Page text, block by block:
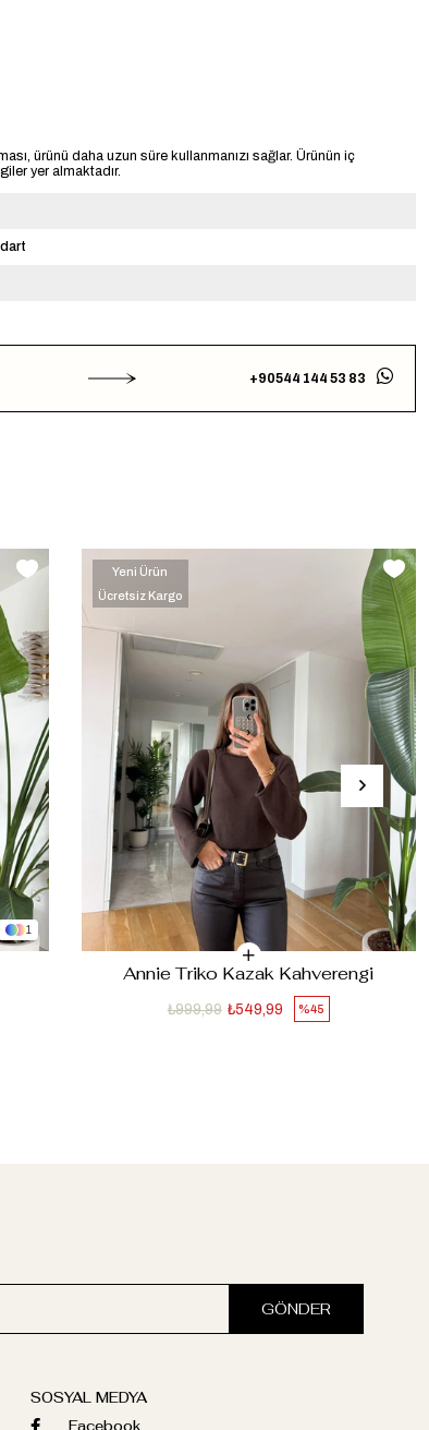
ürünü daha uzun süre kullanmanızı sağlar. Ürünün iç
yer almaktadır.
+90544 144 53 83
1
‹
›
Annie Triko Kazak Kahverengi
%45
₺549,99
₺999,99
Yeni Ürün
Ücretsiz Kargo
GÖNDER
SOSYAL MEDYA